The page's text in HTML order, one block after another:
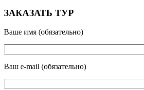
ЗАКАЗАТЬ ТУР
Ваше имя (обязательно)
Ваш e-mail (обязательно)